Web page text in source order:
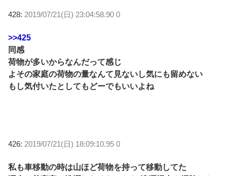
428: 2019/07/21(日) 23:04:58.90 0
>>425
同感
荷物が多いからなんだって感じ
よその家庭の荷物の量なんて見ないし気にも留めない
もし気付いたとしてもどーでもいいよね
426: 2019/07/21(日) 18:09:10.95 0
私も車移動の時は山ほど荷物を持って移動してた